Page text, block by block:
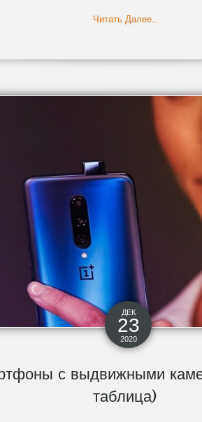
Читать Далее...
ДЕК
23
2020
с выдвижными
таблица)